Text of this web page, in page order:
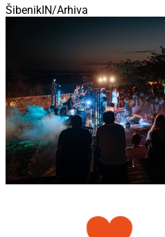
ŠibenikIN/Arhiva